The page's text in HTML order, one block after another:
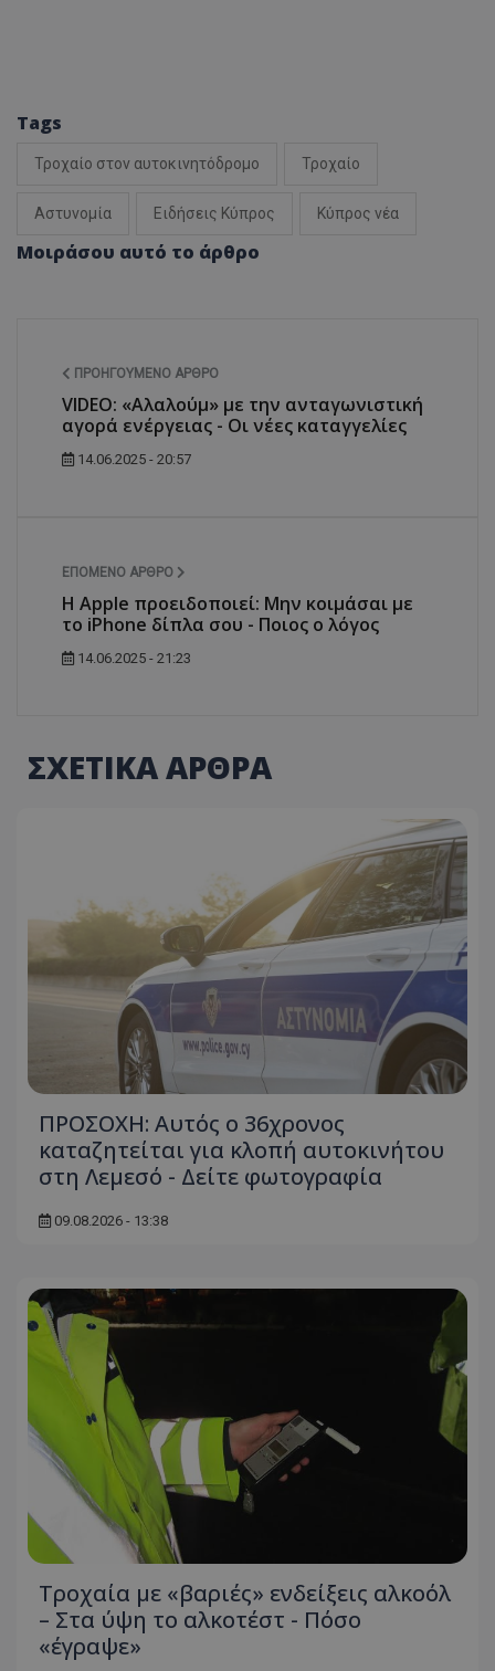
Tags
Τροχαίο στον αυτοκινητόδρομο Τροχαίο
Αστυνομία Ειδήσεις Κύπρος Κύπρος νέα
Μοιράσου αυτό το άρθρο
ΠΡΟΗΓΟΎΜΕΝΟ ΆΡΘΡΟ
VIDEO: «Αλαλούμ» με την ανταγωνιστική
αγορά ενέργειας - Οι νέες καταγγελίες
14.06.2025 - 20:57
ΕΠΌΜΕΝΟ ΆΡΘΡΟ
Η Apple προειδοποιεί: Μην κοιμάσαι με
το iPhone δίπλα σου - Ποιος ο λόγος
14.06.2025 - 21:23
ΣΧΕΤΙΚΑ ΑΡΘΡΑ
ΠΡΟΣΟΧΗ: Αυτός ο 36χρονος
καταζητείται για κλοπή αυτοκινήτου
στη Λεμεσό - Δείτε φωτογραφία
09.08.2026 - 13:38
Τροχαία με «βαριές» ενδείξεις αλκοόλ
– Στα ύψη το αλκοτέστ - Πόσο
«έγραψε»